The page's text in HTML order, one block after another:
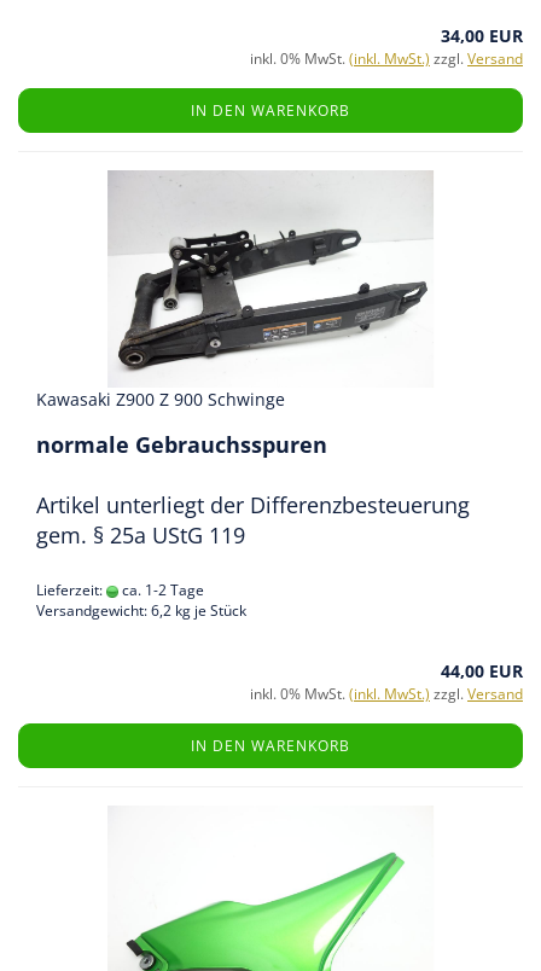
34,00 EUR
inkl. 0% MwSt.(inkl. MwSt.) zzgl.Versand
IN DEN WARENKORB
Kawasaki Z900 Z 900 Schwinge
normale Gebrauchsspuren
Artikel unterliegt der Differenzbesteuerung
gem. § 25a UStG 119
Lieferzeit:
ca. 1-2 Tage
Versandgewicht:6,2 kg je Stück
44,00 EUR
inkl. 0% MwSt.(inkl. MwSt.) zzgl.Versand
IN DEN WARENKORB